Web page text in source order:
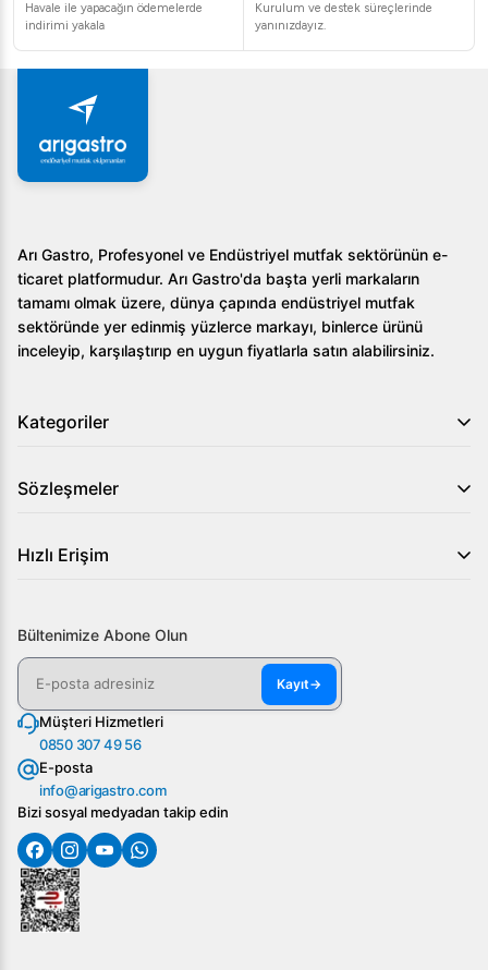
Havale ile yapacağın ödemelerde
indirimi yakala
Kurulum ve destek süreçlerinde
yanınızdayız.
Arı Gastro, Profesyonel ve Endüstriyel mutfak sektörünün e-
ticaret platformudur. Arı Gastro'da başta yerli markaların
tamamı olmak üzere, dünya çapında endüstriyel mutfak
sektöründe yer edinmiş yüzlerce markayı, binlerce ürünü
inceleyip, karşılaştırıp en uygun fiyatlarla satın alabilirsiniz.
Kategoriler
Sözleşmeler
Hızlı Erişim
Bültenimize Abone Olun
Kayıt→
Müşteri Hizmetleri
0850 307 49 56
E-posta
info@arigastro.com
Bizi sosyal medyadan takip edin